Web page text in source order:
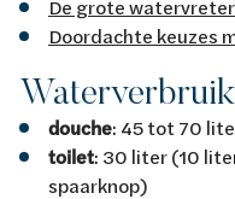
De grote
Doordachte keuzes
douche: 45 tot 70
toilet: 30 liter (10
spaarknop)